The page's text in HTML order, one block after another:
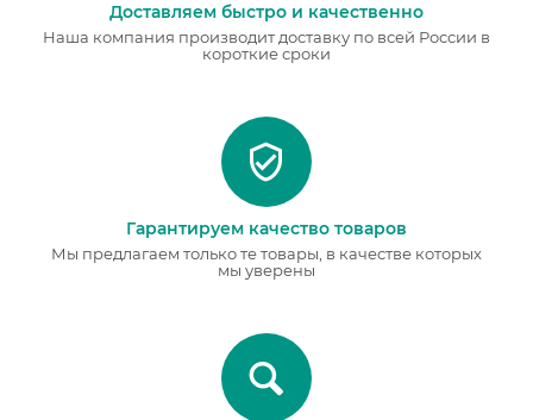
Доставляем быстро и качественно
Наша компания производит доставку по всей России в
короткие сроки
Гарантируем качество товаров
Мы предлагаем только те товары, в качестве которых
мы уверены